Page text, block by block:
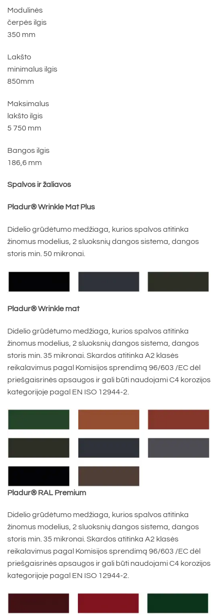
Modulinės
čerpės ilgis
350 mm
Lakšto
minimalus ilgis
850mm
Maksimalus
lakšto ilgis
5 750 mm
Bangos ilgis
186,6 mm
Spalvos ir žaliavos
Pladur® Wrinkle Mat Plus
Didelio grūdėtumo medžiaga, kurios spalvos atitinka
žinomus modelius, 2 sluoksnių dangos sistema, dangos
storis min. 50 mikronai.
Pladur® Wrinkle mat
Didelio grūdėtumo medžiaga, kurios spalvos atitinka
žinomus modelius, 2 sluoksnių dangos sistema, dangos
storis min. 35 mikronai. Skardos atitinka A2 klasės
reikalavimus pagal Komisijos sprendimą 96/603 /EC dėl
priešgaisrinės apsaugos ir gali būti naudojami C4 korozijos
kategorijoje pagal EN ISO 12944-2.
Pladur® RAL Premium
Didelio grūdėtumo medžiaga, kurios spalvos atitinka
žinomus modelius, 2 sluoksnių dangos sistema, dangos
storis min. 35 mikronai. Skardos atitinka A2 klasės
reikalavimus pagal Komisijos sprendimą 96/603 /EC dėl
priešgaisrinės apsaugos ir gali būti naudojami C4 korozijos
kategorijoje pagal EN ISO 12944-2.